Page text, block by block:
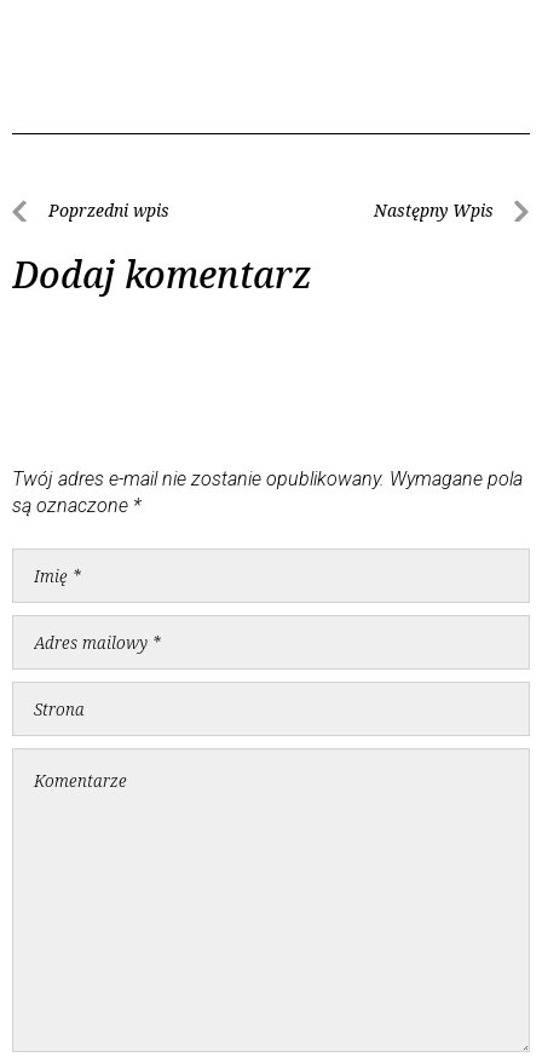
Poprzedni wpis Następny Wpis
Dodaj komentarz
Twój adres e-mail nie zostanie opublikowany. Wymagane pola
są oznaczone *